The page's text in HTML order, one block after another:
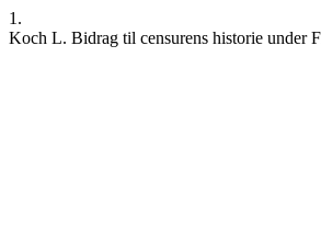
1.
Koch L. Bidrag til censurens historie under